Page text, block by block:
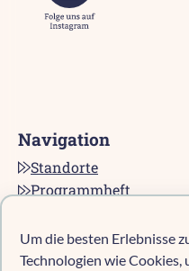
Um die besten Erlebnisse
Technologien wie
Navigation
Standorte
Programmheft
Karriere bei pro multis
Impressum